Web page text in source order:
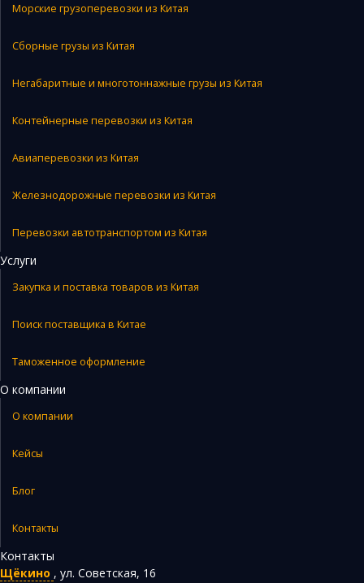
Морские грузоперевозки из Китая
Сборные грузы из Китая
Негабаритные и многотоннажные грузы из Китая
Контейнерные перевозки из Китая
Авиаперевозки из Китая
Железнодорожные перевозки из Китая
Перевозки автотранспортом из Китая
Услуги
Закупка и поставка товаров из Китая
Поиск поставщика в Китае
Таможенное оформление
О компании
О компании
Кейсы
Блог
Контакты
Контакты
Щёкино , ул. Советская, 16